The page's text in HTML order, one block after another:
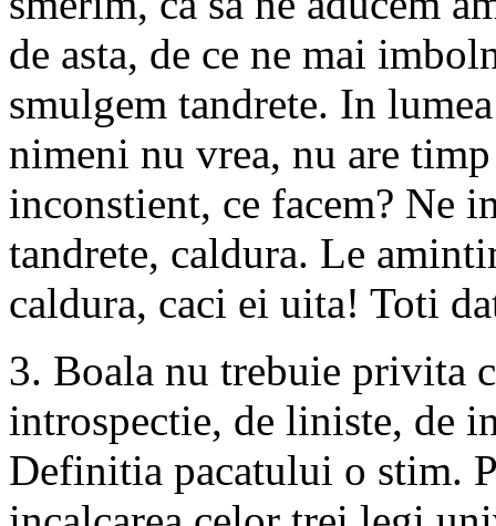
de asta, de ce ne mai
smulgem tandrete. In
nimeni nu vrea, nu are
inconstient, ce facem? Ne
tandrete, caldura. Le
caldura, caci ei uita! Toti
3. Boala nu trebuie privita
introspectie, de liniste, de
Definitia pacatului o stim.